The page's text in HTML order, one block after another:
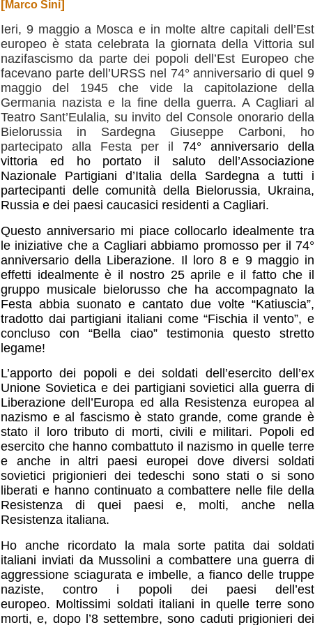
[Marco Sini]
Ieri, 9 maggio a Mosca e in molte altre capitali dell’Est
europeo è stata celebrata la giornata della Vittoria sul
nazifascismo da parte dei popoli dell’Est Europeo che
facevano parte dell’URSS nel 74° anniversario di quel 9
maggio del 1945 che vide la capitolazione della
Germania nazista e la fine della guerra. A Cagliari al
Teatro Sant’Eulalia, su invito del Console onorario della
Bielorussia in Sardegna Giuseppe Carboni, ho
partecipato alla Festa per il 74° anniversario della
vittoria ed ho portato il saluto dell’Associazione
Nazionale Partigiani d’Italia della Sardegna a tutti i
partecipanti delle comunità della Bielorussia, Ukraina,
Russia e dei paesi caucasici residenti a Cagliari.
Questo anniversario mi piace collocarlo idealmente tra
le iniziative che a Cagliari abbiamo promosso per il 74°
anniversario della Liberazione. Il loro 8 e 9 maggio in
effetti idealmente è il nostro 25 aprile e il fatto che il
gruppo musicale bielorusso che ha accompagnato la
Festa abbia suonato e cantato due volte “Katiuscia”,
tradotto dai partigiani italiani come “Fischia il vento”, e
concluso con “Bella ciao” testimonia questo stretto
legame!
L’apporto dei popoli e dei soldati dell’esercito dell’ex
Unione Sovietica e dei partigiani sovietici alla guerra di
Liberazione dell’Europa ed alla Resistenza europea al
nazismo e al fascismo è stato grande, come grande è
stato il loro tributo di morti, civili e militari. Popoli ed
esercito che hanno combattuto il nazismo in quelle terre
e anche in altri paesi europei dove diversi soldati
sovietici prigionieri dei tedeschi sono stati o si sono
liberati e hanno continuato a combattere nelle file della
Resistenza di quei paesi e, molti, anche nella
Resistenza italiana.
Ho anche ricordato la mala sorte patita dai soldati
italiani inviati da Mussolini a combattere una guerra di
aggressione sciagurata e imbelle, a fianco delle truppe
naziste, contro i popoli dei paesi dell’est
europeo. Moltissimi soldati italiani in quelle terre sono
morti, e, dopo l’8 settembre, sono caduti prigionieri dei